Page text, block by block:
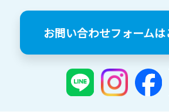
お問い合わせフォームは